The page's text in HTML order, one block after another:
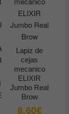
Lapiz de
cejas
mecanico
ELIXIR
Jumbo Real
Brow
8.60€